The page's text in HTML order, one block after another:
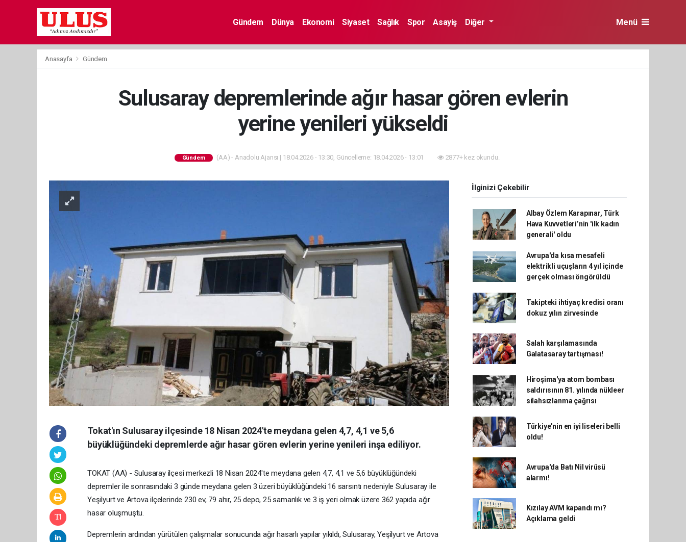
Gündem Dünya Ekonomi Siyaset Sağlık Spor Asayiş Diğer Menü
Anasayfa Gündem
Sulusaray depremlerinde ağır hasar gören evlerin
yerine yenileri yükseldi
Gündem (AA) - Anadolu Ajansı | 18.04.2026 - 13:30, Güncelleme: 18.04.2026 - 13:01 2877+ kez okundu.
Tokat'ın Sulusaray ilçesinde 18 Nisan 2024'te meydana gelen 4,7, 4,1 ve 5,6
büyüklüğündeki depremlerde ağır hasar gören evlerin yerine yenileri inşa ediliyor.
TOKAT (AA) - Sulusaray ilçesi merkezli 18 Nisan 2024'te meydana gelen 4,7, 4,1 ve 5,6 büyüklüğündeki
depremler ile sonrasındaki 3 günde meydana gelen 3 üzeri büyüklüğündeki 16 sarsıntı nedeniyle Sulusaray ile
Yeşilyurt ve Artova ilçelerinde 230 ev, 79 ahır, 25 depo, 25 samanlık ve 3 iş yeri olmak üzere 362 yapıda ağır
hasar oluşmuştu.
Depremlerin ardından yürütülen çalışmalar sonucunda ağır hasarlı yapılar yıkıldı, Sulusaray, Yeşilyurt ve Artova
İlginizi Çekebilir
Albay Özlem Karapınar, Türk
Hava Kuvvetleri’nin 'ilk kadın
generali' oldu
Avrupa'da kısa mesafeli
elektrikli uçuşların 4 yıl içinde
gerçek olması öngörüldü
Takipteki ihtiyaç kredisi oranı
dokuz yılın zirvesinde
Salah karşılamasında
Galatasaray tartışması!
Hiroşima'ya atom bombası
saldırısının 81. yılında nükleer
silahsızlanma çağrısı
Türkiye'nin en iyi liseleri belli
oldu!
Avrupa'da Batı Nil virüsü
alarmı!
Kızılay AVM kapandı mı?
Açıklama geldi